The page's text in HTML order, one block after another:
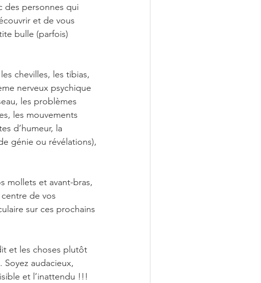
des personnes qui
et de vous
bulle (parfois)
chevilles, les tibias,
nerveux psychique
les problèmes
les mouvements
d’humeur, la
génie ou révélations),
mollets et avant-bras,
de vos
sur ces prochains
et les choses plutôt
audacieux,
et l’inattendu !!!